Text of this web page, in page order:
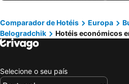
Comparador de Hotéis Europa
Belogradchik
Hotéis económicos
Selecione o seu país